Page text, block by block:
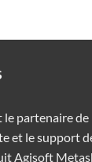
le partenaire de
et le support
Agisoft